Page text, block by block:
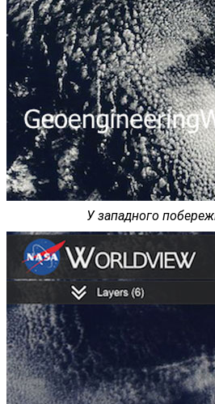
У западного